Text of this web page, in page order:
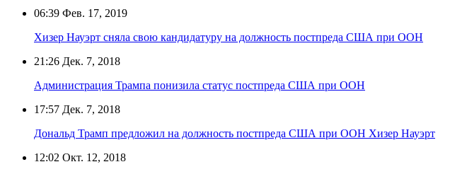
06:39 Фев. 17, 2019
Хизер Науэрт сняла свою кандидатуру на должность постпреда США при ООН
21:26 Дек. 7, 2018
Администрация Трампа понизила статус постпреда США при ООН
17:57 Дек. 7, 2018
Дональд Трамп предложил на должность постпреда США при ООН Хизер Науэрт
12:02 Окт. 12, 2018